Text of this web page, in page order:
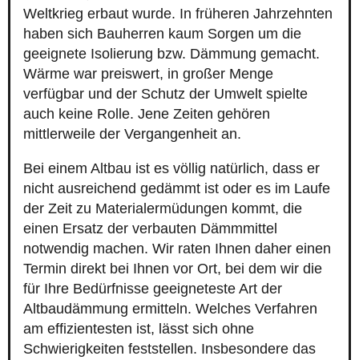
Weltkrieg erbaut wurde. In früheren Jahrzehnten
haben sich Bauherren kaum Sorgen um die
geeignete Isolierung bzw. Dämmung gemacht.
Wärme war preiswert, in großer Menge
verfügbar und der Schutz der Umwelt spielte
auch keine Rolle. Jene Zeiten gehören
mittlerweile der Vergangenheit an.
Bei einem Altbau ist es völlig natürlich, dass er
nicht ausreichend gedämmt ist oder es im Laufe
der Zeit zu Materialermüdungen kommt, die
einen Ersatz der verbauten Dämmmittel
notwendig machen. Wir raten Ihnen daher einen
Termin direkt bei Ihnen vor Ort, bei dem wir die
für Ihre Bedürfnisse geeigneteste Art der
Altbaudämmung ermitteln. Welches Verfahren
am effizientesten ist, lässt sich ohne
Schwierigkeiten feststellen. Insbesondere das